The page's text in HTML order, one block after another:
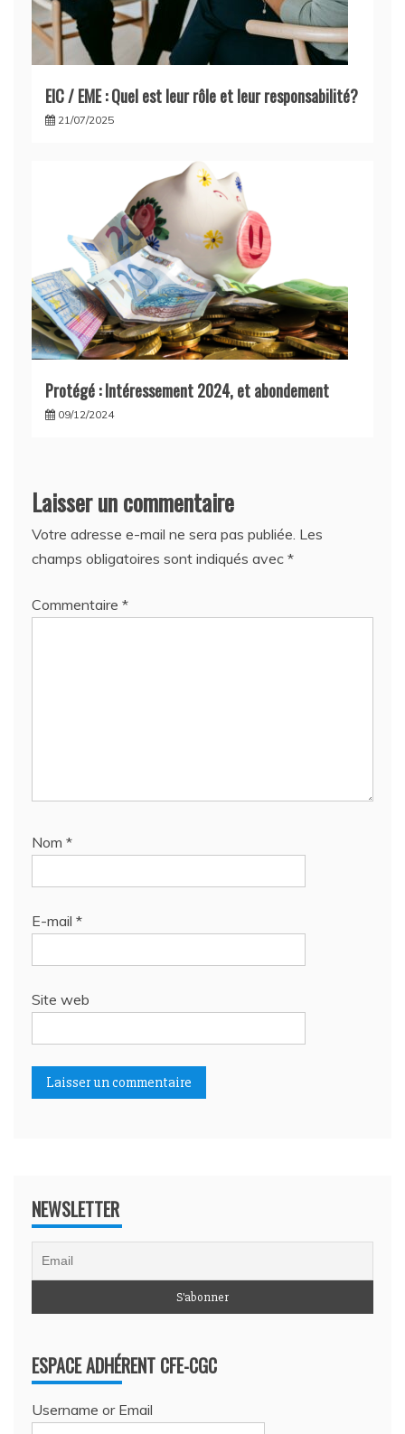
EIC / EME : Quel est leur rôle et leur responsabilité?
21/07/2025
Protégé : Intéressement 2024, et abondement
09/12/2024
Laisser un commentaire
Votre adresse e-mail ne sera pas publiée. Les
champs obligatoires sont indiqués avec *
Commentaire *
Nom *
E-mail *
Site web
NEWSLETTER
ESPACE ADHÉRENT CFE-CGC
Username or Email